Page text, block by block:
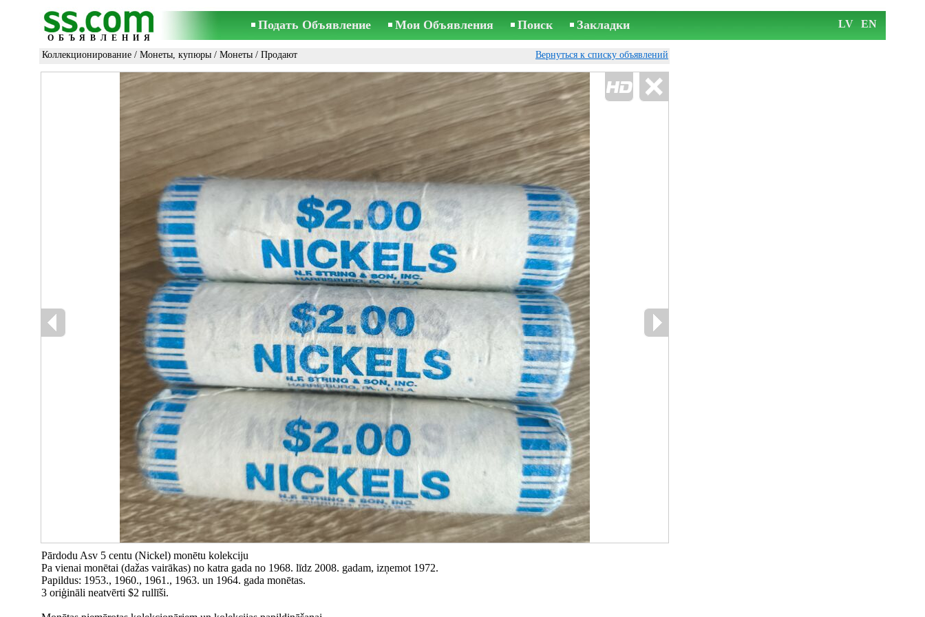
ОБЪЯВЛЕНИЯ
Подать Объявление Мои Объявления Поиск Закладки LV EN
Коллекционирование / Монеты, купюры / Монеты / Продают Вернуться к списку объявлений
Pārdodu Asv 5 centu (Nickel) monētu kolekciju
Pa vienai monētai (dažas vairākas) no katra gada no 1968. līdz 2008. gadam, izņemot 1972.
Papildus: 1953., 1960., 1961., 1963. un 1964. gada monētas.
3 oriģināli neatvērti $2 rullīši.